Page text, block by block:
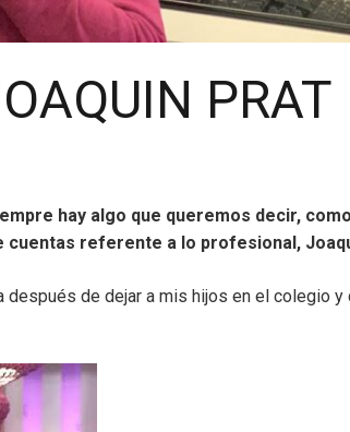
PRAT
hay algo que queremos decir,
cuentas referente a lo profesional,
después de dejar a mis hijos en el colegio y